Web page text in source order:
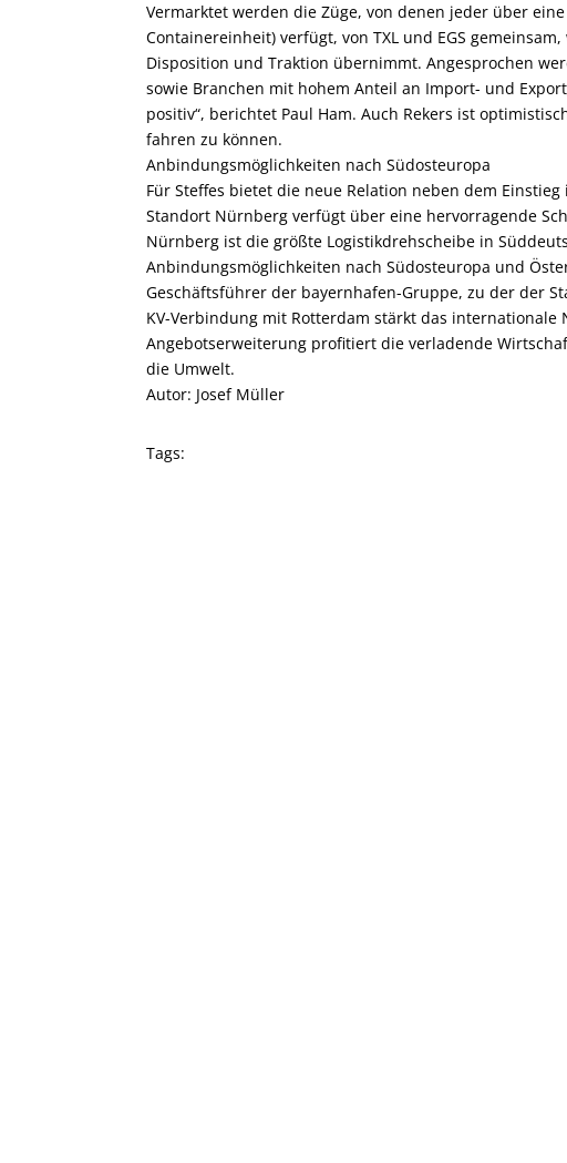
Vermarktet werden die Züge, von denen jeder über
Containereinheit) verfügt, von TXL und EGS
Disposition und Traktion übernimmt. Angesprochen
sowie Branchen mit hohem Anteil an Import- und
positiv“, berichtet Paul Ham. Auch Rekers ist
fahren zu können.
Anbindungsmöglichkeiten nach Südosteuropa
Für Steffes bietet die neue Relation neben dem
Standort Nürnberg verfügt über eine hervorragende
Nürnberg ist die größte Logistikdrehscheibe in
Anbindungsmöglichkeiten nach Südosteuropa und
Geschäftsführer der bayernhafen-Gruppe, zu der der
KV-Verbindung mit Rotterdam stärkt das internationale
Angebotserweiterung profitiert die verladende
die Umwelt.
Autor: Josef Müller
Tags: